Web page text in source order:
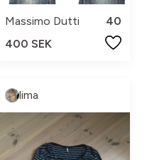
Massimo Dutti
40
400 SEK
lima